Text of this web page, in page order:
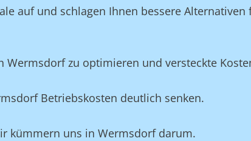
auf und schlagen Ihnen bessere
zu optimieren und versteckte
Betriebskosten deutlich senken.
kümmern uns in Wermsdorf darum.